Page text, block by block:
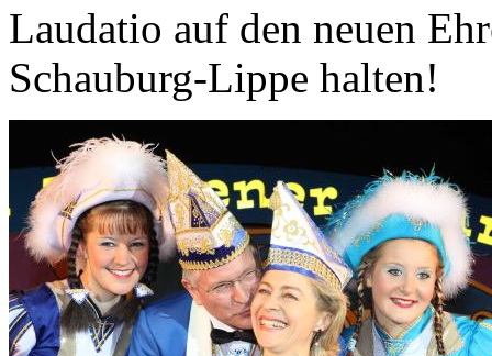
Laudatio auf den neuen
Schauburg-Lippe halten!